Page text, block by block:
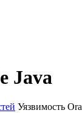
Java
Уязвимость